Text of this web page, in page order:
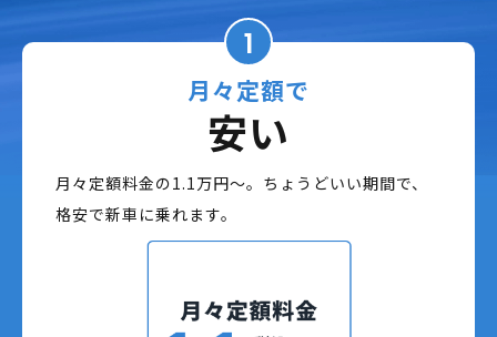
1
月々定額で
安い
月々定額料金の1.1万円〜。ちょうどいい期間で、
格安で新車に乗れます。